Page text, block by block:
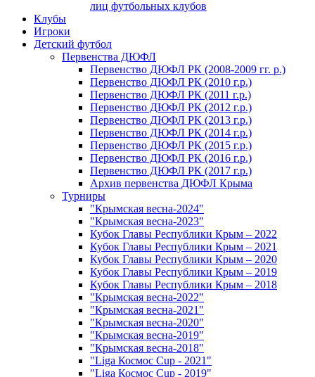
лиц футбольных клубов
Клубы
Игроки
Детский футбол
Первенства ДЮФЛ
Первенство ДЮФЛ РК (2008-2009 гг. р.)
Первенство ДЮФЛ РК (2010 г.р.)
Первенство ДЮФЛ РК (2011 г.р.)
Первенство ДЮФЛ РК (2012 г.р.)
Первенство ДЮФЛ РК (2013 г.р.)
Первенство ДЮФЛ РК (2014 г.р.)
Первенство ДЮФЛ РК (2015 г.р.)
Первенство ДЮФЛ РК (2016 г.р.)
Первенство ДЮФЛ РК (2017 г.р.)
Архив первенства ДЮФЛ Крыма
Турниры
"Крымская весна-2024"
"Крымская весна-2023"
Кубок Главы Республики Крым – 2022
Кубок Главы Республики Крым – 2021
Кубок Главы Республики Крым – 2020
Кубок Главы Республики Крым – 2019
Кубок Главы Республики Крым – 2018
"Крымская весна-2022"
"Крымская весна-2021"
"Крымская весна-2020"
"Крымская весна-2019"
"Крымская весна-2018"
"Liga Космос Cup - 2021"
"Liga Космос Cup - 2019"